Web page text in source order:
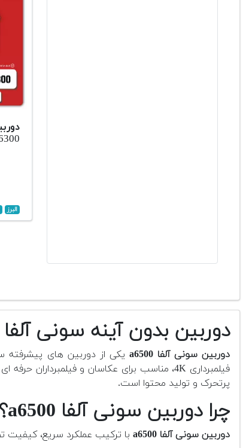
البرز
دوربین بدون آینه سونی آلفا a6500 دست دوم
دوربین سونی آلفا a6500
فیلمبرداری 4K، مناسب برای عکاسان و فیلمبرداران حرفه ای و نیمه حرفه ای طراحی شده است.
پرتحرک و تولید محتوا است.
چرا دوربین سونی آلفا a6500؟
دوربین سونی آلفا a6500 با ترکیب عملکرد سریع، کیفیت